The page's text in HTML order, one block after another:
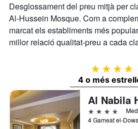
Desglossament del preu mitjà per
Al-Hussein Mosque. Com a
marcat els establiments més
millor relació qualitat-preu a cada
4
4 o més
4 estrelles